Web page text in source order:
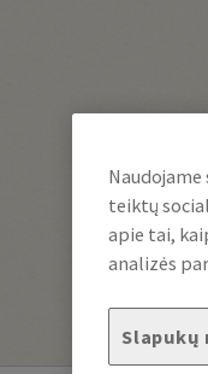
teiktų
apie tai,
analizės
Slapukų